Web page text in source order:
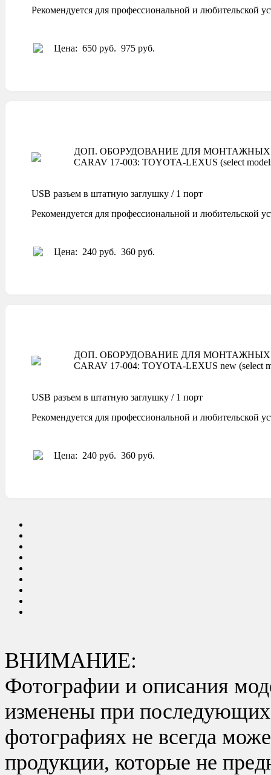
Рекомендуется для профессиональной и любительской
Цена: 650 руб. 975 руб.
ДОП. ОБОРУДОВАНИЕ ДЛЯ МОНТАЖНЫХ
CARAV 17-003: TOYOTA-LEXUS (select
USB разъем в штатную заглушку / 1 порт
Рекомендуется для профессиональной и любительской
Цена: 240 руб. 360 руб.
ДОП. ОБОРУДОВАНИЕ ДЛЯ МОНТАЖНЫХ
CARAV 17-004: TOYOTA-LEXUS new (select
USB разъем в штатную заглушку / 1 порт
Рекомендуется для профессиональной и любительской
Цена: 240 руб. 360 руб.
ВНИМАНИЕ:
Фотографии и описания
изменены при последующих
фотографиях не всегда
продукции, которые не